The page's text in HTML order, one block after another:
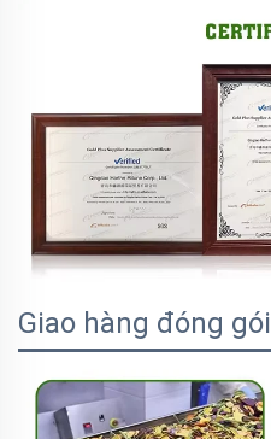
Giao hàng đóng gói